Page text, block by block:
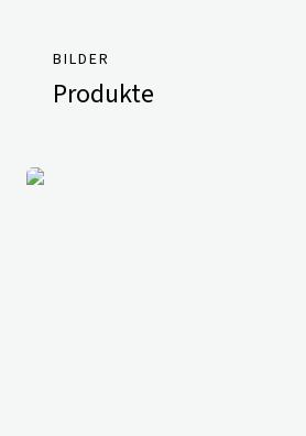
BILDER
Produkte